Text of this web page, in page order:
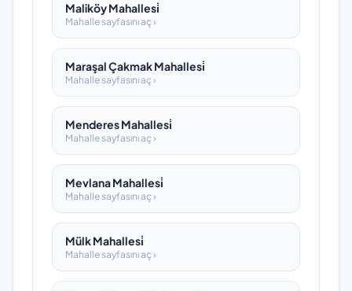
Maliköy Mahallesi̇
Mahalle sayfasını aç ›
Maraşal Çakmak Mahallesi̇
Mahalle sayfasını aç ›
Menderes Mahallesi̇
Mahalle sayfasını aç ›
Mevlana Mahallesi̇
Mahalle sayfasını aç ›
Mülk Mahallesi̇
Mahalle sayfasını aç ›